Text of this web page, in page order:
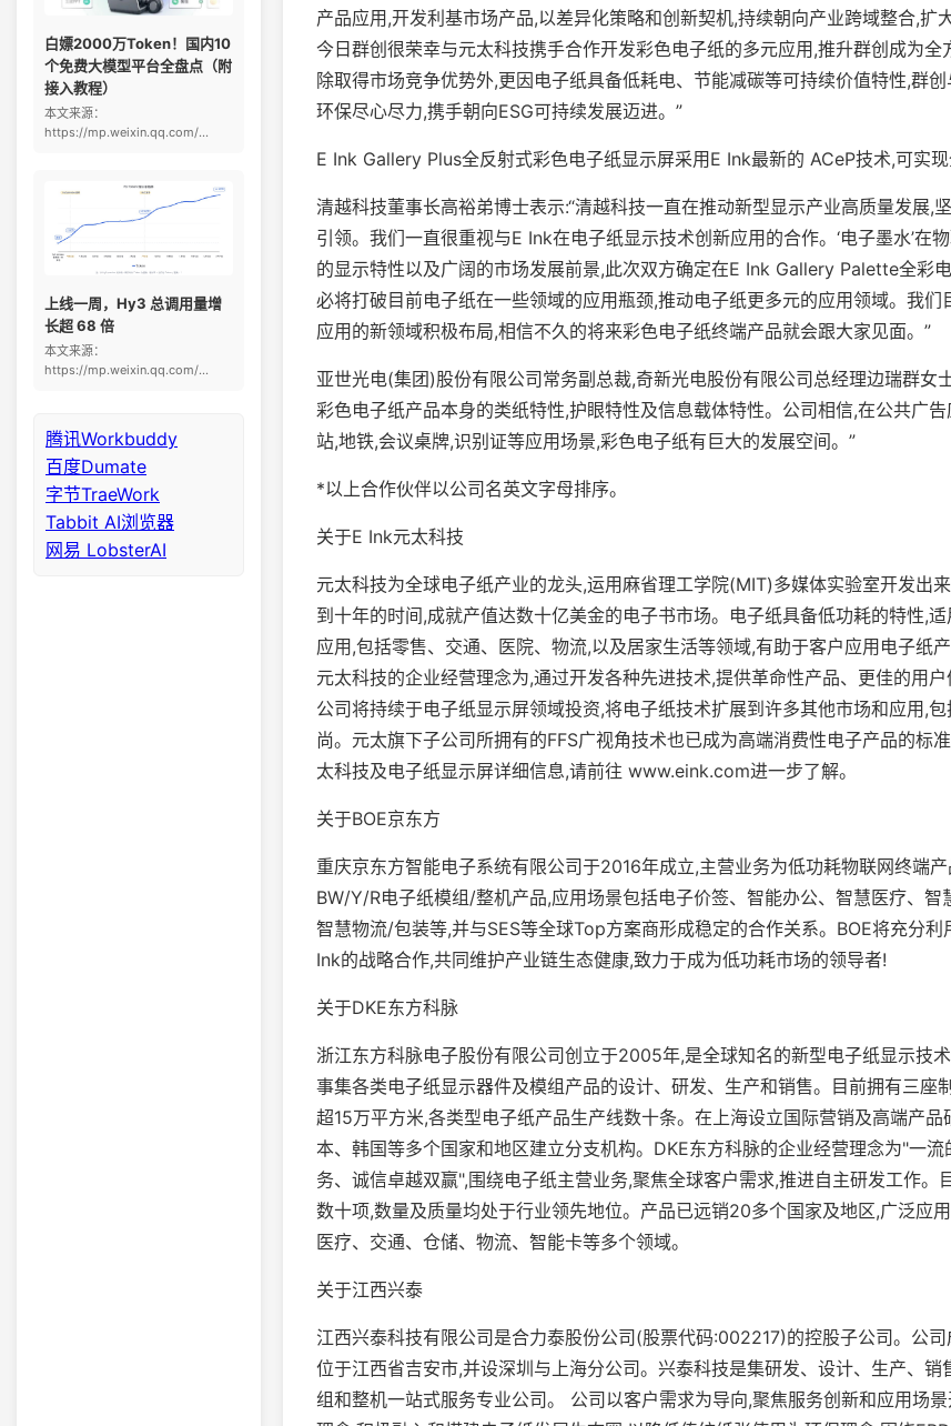
白嫖2000万Token！国内10
个免费大模型平台全盘点（附
接入教程）
本文来源：
https://mp.weixin.qq.com/...
上线一周，Hy3 总调用量增
长超 68 倍
本文来源：
https://mp.weixin.qq.com/...
腾讯Workbuddy
百度Dumate
字节TraeWork
Tabbit AI浏览器
网易 LobsterAI
产品应用,开发利基市场产品,以差异化策略和创新契机,持续朝向产业跨域整合,扩
今日群创很荣幸与元太科技携手合作开发彩色电子纸的多元应用,推升群创成为全
除取得市场竞争优势外,更因电子纸具备低耗电、节能减碳等可持续价值特性,群
环保尽心尽力,携手朝向ESG可持续发展迈进。”
E Ink Gallery Plus全反射式彩色电子纸显示屏采用E Ink最新的 ACeP技术,可实
清越科技董事长高裕弟博士表示:“清越科技一直在推动新型显示产业高质量发展,
引领。我们一直很重视与E Ink在电子纸显示技术创新应用的合作。‘电子墨水’在
的显示特性以及广阔的市场发展前景,此次双方确定在E Ink Gallery Palette全彩
必将打破目前电子纸在一些领域的应用瓶颈,推动电子纸更多元的应用领域。我们
应用的新领域积极布局,相信不久的将来彩色电子纸终端产品就会跟大家见面。”
亚世光电(集团)股份有限公司常务副总裁,奇新光电股份有限公司总经理边瑞群女
彩色电子纸产品本身的类纸特性,护眼特性及信息载体特性。公司相信,在公共广
站,地铁,会议桌牌,识别证等应用场景,彩色电子纸有巨大的发展空间。”
*以上合作伙伴以公司名英文字母排序。
关于E Ink元太科技
元太科技为全球电子纸产业的龙头,运用麻省理工学院(MIT)多媒体实验室开发出
到十年的时间,成就产值达数十亿美金的电子书市场。电子纸具备低功耗的特性,
应用,包括零售、交通、医院、物流,以及居家生活等领域,有助于客户应用电子纸产
元太科技的企业经营理念为,通过开发各种先进技术,提供革命性产品、更佳的用
公司将持续于电子纸显示屏领域投资,将电子纸技术扩展到许多其他市场和应用,
尚。元太旗下子公司所拥有的FFS广视角技术也已成为高端消费性电子产品的标
太科技及电子纸显示屏详细信息,请前往 www.eink.com进一步了解。
关于BOE京东方
重庆京东方智能电子系统有限公司于2016年成立,主营业务为低功耗物联网终端
BW/Y/R电子纸模组/整机产品,应用场景包括电子价签、智能办公、智慧医疗、智
智慧物流/包装等,并与SES等全球Top方案商形成稳定的合作关系。BOE将充分利
Ink的战略合作,共同维护产业链生态健康,致力于成为低功耗市场的领导者!
关于DKE东方科脉
浙江东方科脉电子股份有限公司创立于2005年,是全球知名的新型电子纸显示技
事集各类电子纸显示器件及模组产品的设计、研发、生产和销售。目前拥有三座
超15万平方米,各类型电子纸产品生产线数十条。在上海设立国际营销及高端产品
本、韩国等多个国家和地区建立分支机构。DKE东方科脉的企业经营理念为"一流
务、诚信卓越双赢",围绕电子纸主营业务,聚焦全球客户需求,推进自主研发工作。
数十项,数量及质量均处于行业领先地位。产品已远销20多个国家及地区,广泛应用
医疗、交通、仓储、物流、智能卡等多个领域。
关于江西兴泰
江西兴泰科技有限公司是合力泰股份公司(股票代码:002217)的控股子公司。公
位于江西省吉安市,并设深圳与上海分公司。兴泰科技是集研发、设计、生产、销
组和整机一站式服务专业公司。 公司以客户需求为导向,聚焦服务创新和应用场